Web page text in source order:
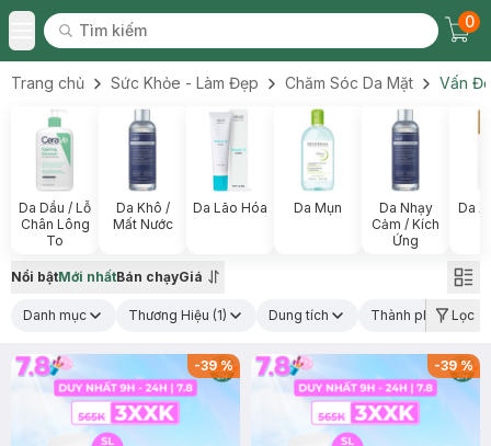
Toggle Menu
Tìm kiếm
Tìm kiếm
0
Trang chủ Sức Khỏe - Làm Đẹp Chăm Sóc Da Mặt Vấn
Da Dầu / Lỗ
Chân Lông
To
Da Khô /
Mất Nước
Da Lão Hóa Da Mụn
Da Nhạy
Cảm / Kích
Ứng
Da
Nổi bậtMới nhấtBán chạyGiá
Danh mục Thương Hiệu (1) Dung tích Thành phần nổi bật
Lọc
-39% -39%